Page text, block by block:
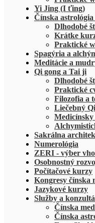
Yi Jing (I ťing)
Čínska
Dlhodobé
Krátke
Praktické
Spagýria a
Meditácie a
Qi gong a Tai ji
Dlhodobé
Praktické
Filozofia a
Liečebný
Medicínsky
Sakrálna
Numerológia
ZERI - výber
Osobnostný
Počítačové kurzy
Kongresy čínska
Jazykové kurzy
Služby a
Čínska
Čínska